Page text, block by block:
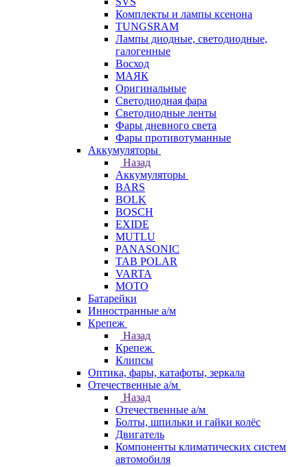
Комплекты и лампы ксенона
TUNGSRAM
Лампы диодные, светодиодные,
галогенные
Восход
МАЯК
Оригинальные
Светодиодная фара
Светодиодные ленты
Фары дневного света
Фары противотуманные
Аккумуляторы
Назад
Аккумуляторы
BARS
BOLK
BOSCH
EXIDE
MUTLU
PANASONIC
TAB POLAR
VARTA
МОТО
Батарейки
Инностранные а/м
Крепеж
Назад
Крепеж
Клипсы
Оптика, фары, катафоты, зеркала
Отечественные а/м
Назад
Отечественные а/м
Болты, шпильки и гайки колёс
Двигатель
Компоненты климатических систем
автомобиля